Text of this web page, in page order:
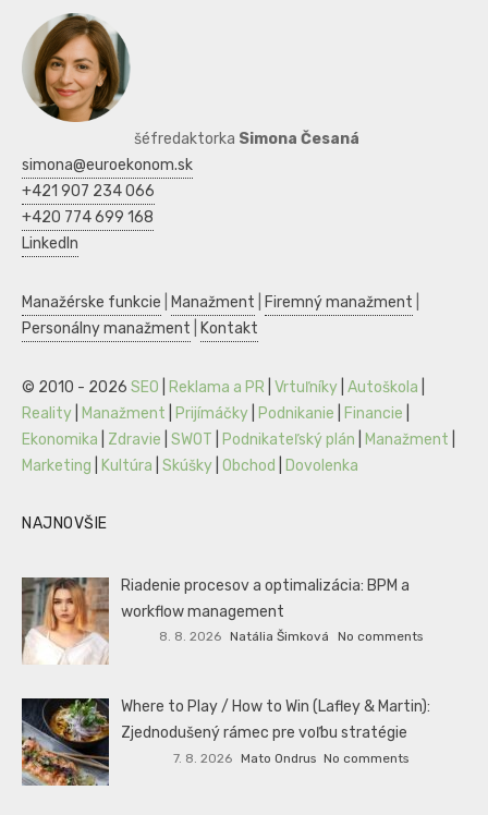
šéfredaktorka Simona Česaná
simona@euroekonom.sk
+421 907 234 066
+420 774 699 168
LinkedIn
Manažérske funkcie Manažment Firemný manažment
Personálny manažment
Kontakt
© 2010 - 2026 SEO Reklama a PR Vrtuľníky Autoškola
Reality
Manažment Prijímáčky Podnikanie Financie
Ekonomika
Zdravie SWOT Podnikateľský plán Manažment
Marketing
Kultúra Skúšky Obchod Dovolenka
NAJNOVŠIE
Riadenie procesov a optimalizácia: BPM a
workflow management
8. 8. 2026 Natália Šimková No comments
Where to Play / How to Win (Lafley & Martin):
Zjednodušený rámec pre voľbu stratégie
7. 8. 2026 Mato Ondrus No comments